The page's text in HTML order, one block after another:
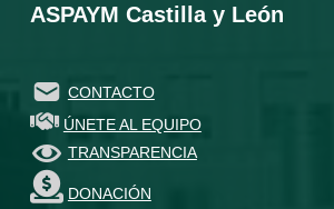
ASPAYM Castilla y León
CONTACTO
ÚNETE AL EQUIPO
TRANSPARENCIA
DONACIÓN